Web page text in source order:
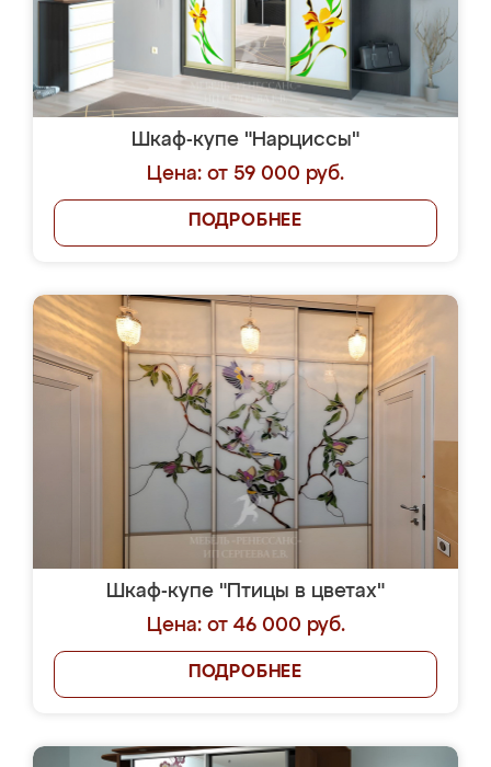
Шкаф-купе "Нарциссы"
Цена: от 59 000 руб.
ПОДРОБНЕЕ
Шкаф-купе "Птицы в цветах"
Цена: от 46 000 руб.
ПОДРОБНЕЕ